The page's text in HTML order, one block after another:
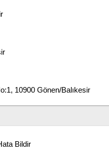
10900 Gönen/Balıkesir
Bildir